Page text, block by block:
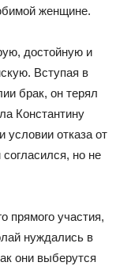
женщине.
достойную и
Вступая в
брак, он терял
Константину
условии отказа от
но не
прямого участия,
нуждались в
они выберутся